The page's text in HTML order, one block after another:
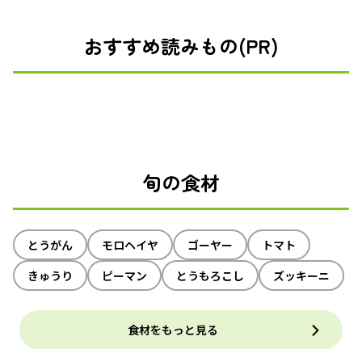
おすすめ読みもの(PR)
旬の食材
とうがん モロヘイヤ ゴーヤー
トマト
きゅうり
ピーマン とうもろこし ズッキーニ
食材をもっと見る